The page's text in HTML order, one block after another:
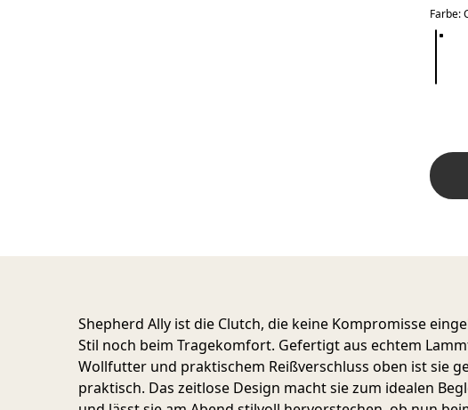
Farbe:
Shepherd Ally ist die Clutch, die keine Kompromisse
Stil noch beim Tragekomfort. Gefertigt aus echtem
Wollfutter und praktischem Reißverschluss oben ist sie
praktisch. Das zeitlose Design macht sie zum idealen